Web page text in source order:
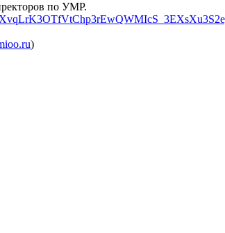
по УМР.
)